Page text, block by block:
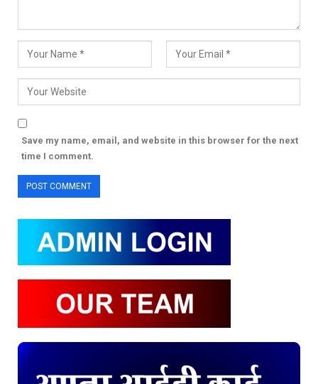
Save my name, email, and website in this browser for the next
time I comment.